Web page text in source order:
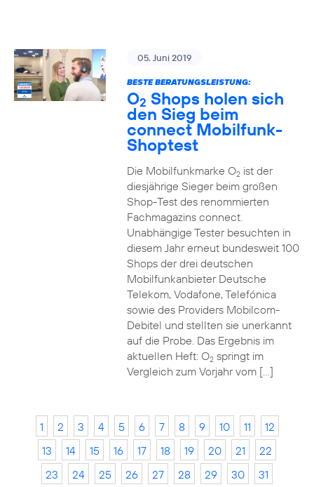
05. Juni 2019
BESTE BERATUNGSLEISTUNG:
O2 Shops holen sich
den Sieg beim
connect Mobilfunk-
Shoptest
Die Mobilfunkmarke O2ist der
diesjährige Sieger beim großen
Shop-Test des renommierten
Fachmagazins connect.
Unabhängige Tester besuchten in
diesem Jahr erneut bundesweit 100
Shops der drei deutschen
Mobilfunkanbieter Deutsche
Telekom, Vodafone, Telefónica
sowie des Providers Mobilcom-
Debitel und stellten sie unerkannt
auf die Probe. Das Ergebnis im
aktuellen Heft: O2springt im
Vergleich zum Vorjahr vom […]
1 2 3 4 5 6 7 8 9 10 11
12
13
14 15 16 17 18 19 20 21
22
23
24 25 26 27 28 29 30
31